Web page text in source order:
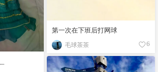
第一次在下班后打网球
毛球茶茶 6